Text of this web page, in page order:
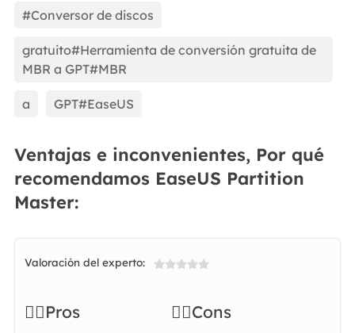
EaseUS Partition Master
#Conversor de discos
gratuito#Herramienta de conversión gratuita de
MBR a GPT#MBR
a GPT#EaseUS
Ventajas e inconvenientes, Por qué
recomendamos EaseUS Partition
Master:
Valoración del experto: 
👍🏻Pros
👎🏻Cons